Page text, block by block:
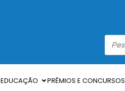
EDUCAÇÃO PRÊMIOS E CONCURSOS